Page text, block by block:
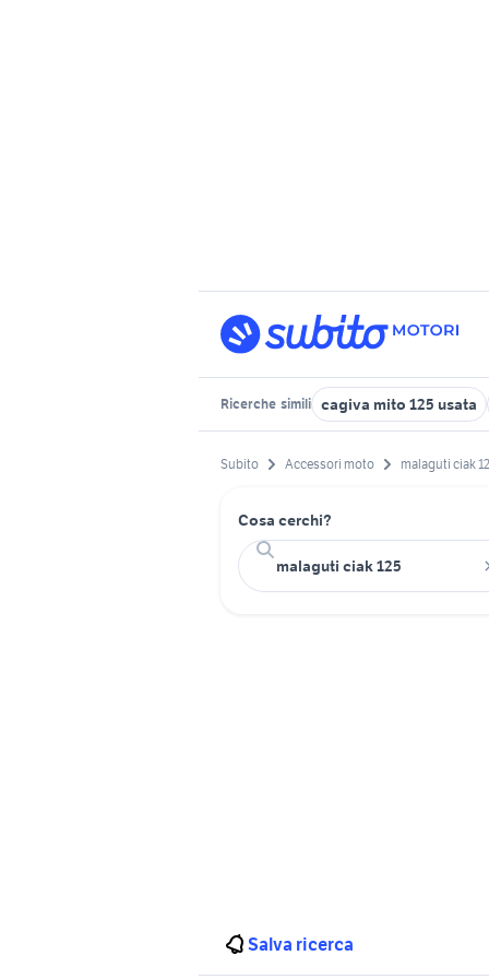
Ricerche simili cagiva mito 125 usata
Subito Accessori moto malaguti ciak
Cosa cerchi?
Salva ricerca